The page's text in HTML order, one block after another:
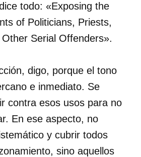
todo: «Exposing the
of Politicians, Priests,
Serial Offenders».
digo, porque el tono
e inmediato. Se
contra esos usos para no
En ese aspecto, no
y cubrir todos
sino aquellos